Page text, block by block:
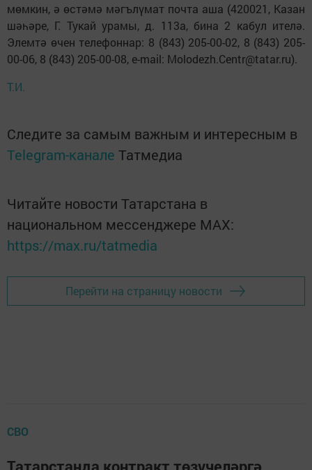
мөмкин, ә өстәмә мәгълүмат почта аша (420021, Казан
шәһәре, Г. Тукай урамы, д. 113а, бина 2 кабул ителә.
Элемтә өчен телефоннар: 8 (843) 205-00-02, 8 (843) 205-
00-06, 8 (843) 205-00-08, e-mail: Molodezh.Centr@tatar.ru).
Т.И.
Следите за самым важным и интересным в
Telegram-канале Татмедиа
Читайте новости Татарстана в
национальном мессенджере MАХ:
https://max.ru/tatmedia
Перейти на страницу новости
СВО
Татарстанда контракт төзүчеләргә